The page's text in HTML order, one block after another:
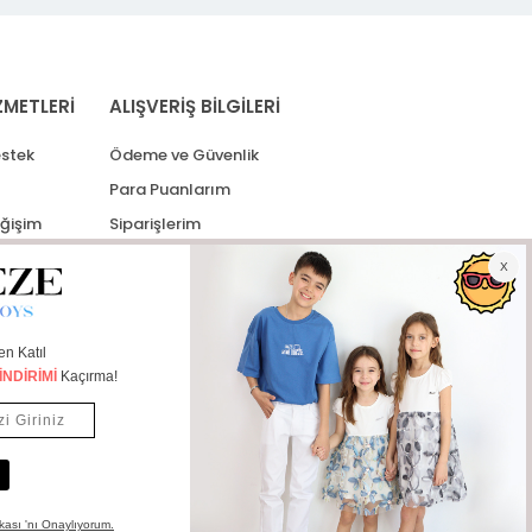
ALIŞVERİŞ BİLGİLERİ
Ödeme ve Güvenlik
Para Puanlarım
Siparişlerim